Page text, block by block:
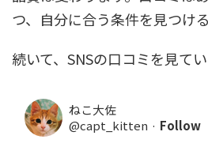
つ、自分に合う条件を見つけ
続いて、SNSの口コミを見てい
ねこ大佐
@capt_kitten · Follow